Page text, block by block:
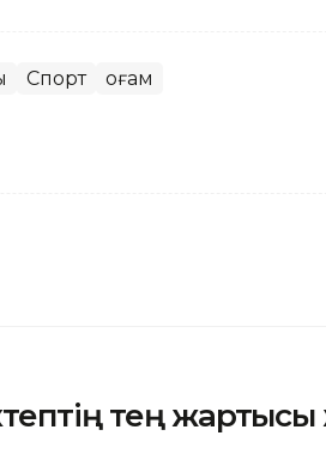
Спорт Қоғам
тең